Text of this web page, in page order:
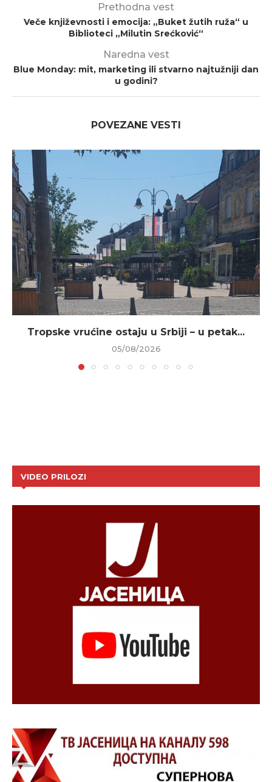
Prethodna vest
Veče književnosti i emocija: „Buket žutih ruža“ u
Biblioteci „Milutin Srećković“
Naredna vest
Blue Monday: mit, marketing ili stvarno najtužniji dan
u godini?
POVEZANE VESTI
Tropske vrućine ostaju u Srbiji – u petak...
05/08/2026
VIDEO PRILOZI